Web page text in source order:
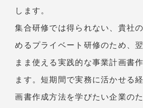
します。
集合研修では得られない、貴社
めるプライベート研修のため、
まま使える実践的な事業計画書
ます。短期間で実務に活かせる
画書作成方法を学びたい企業の